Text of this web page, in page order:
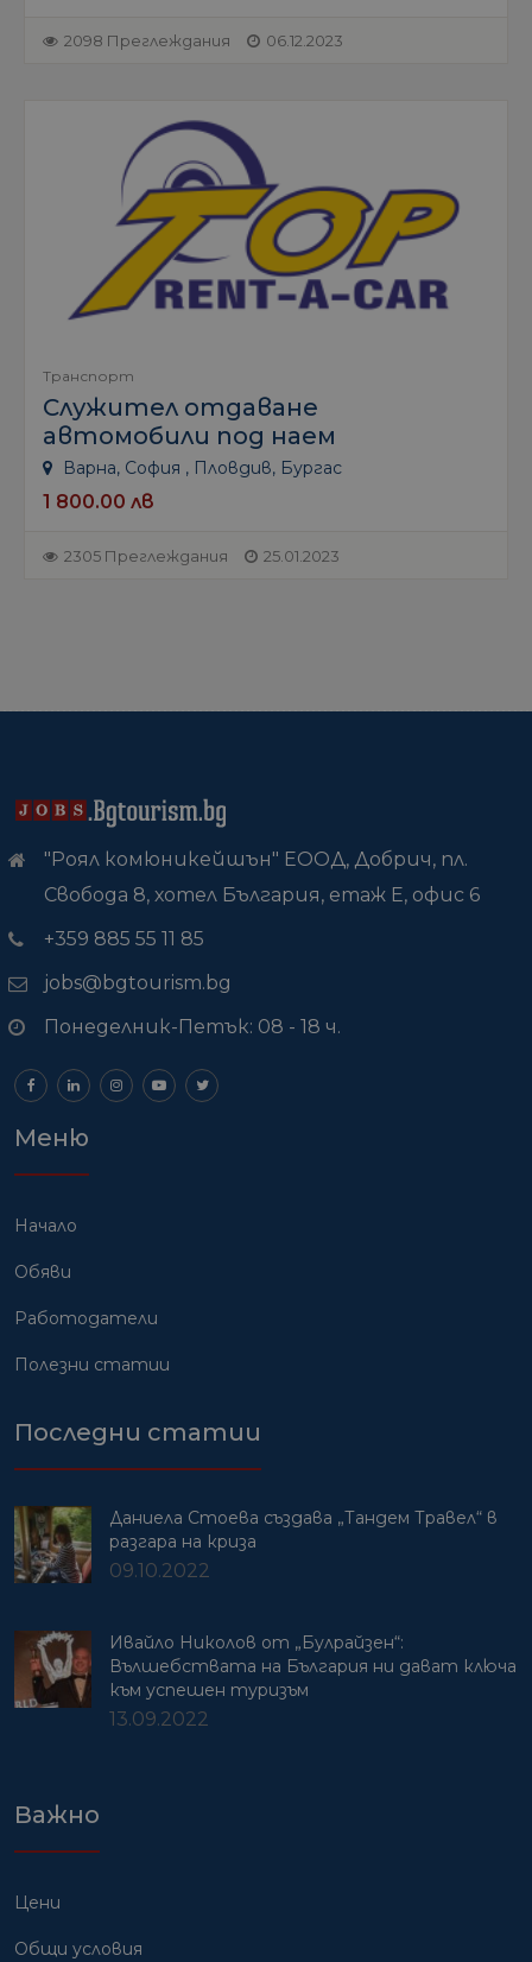
2098 Преглеждания 06.12.2023
Транспорт
Служител отдаване
автомобили под наем
Варна, София , Пловдив, Бургас
1 800.00 лв
2305 Преглеждания 25.01.2023
"Роял комюникейшън" ЕООД, Добрич, пл.
Свобода 8, хотел България, етаж Е, офис 6
+359 885 55 11 85
jobs@bgtourism.bg
Понеделник-Петък: 08 - 18 ч.
Меню
Начало
Обяви
Работодатели
Полезни статии
Последни статии
Даниела Стоева създава „Тандем Травел“ в
разгара на криза
09.10.2022
Ивайло Николов от „Булрайзен“:
Вълшебствата на България ни дават ключа
към успешен туризъм
13.09.2022
Важно
Цени
Общи условия